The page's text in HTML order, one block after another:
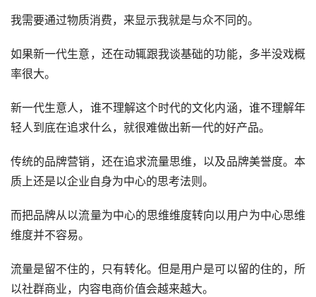
我需要通过物质消费，来显示我就是与众不同的。
如果新一代生意，还在动辄跟我谈基础的功能，多半没戏概
率很大。
新一代生意人，谁不理解这个时代的文化内涵，谁不理解年
轻人到底在追求什么，就很难做出新一代的好产品。
传统的品牌营销，还在追求流量思维，以及品牌美誉度。本
质上还是以企业自身为中心的思考法则。
而把品牌从以流量为中心的思维维度转向以用户为中心思维
维度并不容易。
流量是留不住的，只有转化。但是用户是可以留的住的，所
以社群商业，内容电商价值会越来越大。